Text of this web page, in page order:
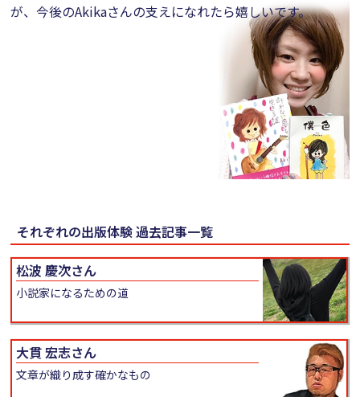
が、今後のAkikaさんの支えになれたら嬉しいです。
それぞれの出版体験 過去記事一覧
松波 慶次さん
小説家になるための道
大貫 宏志さん
文章が織り成す確かなもの